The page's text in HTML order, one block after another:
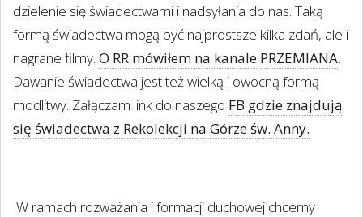
dzielenie się świadectwami i nadsyłania do nas. Taką
formą świadectwa mogą być najprostsze kilka zdań, ale i
nagrane filmy. O RR mówiłem na kanale PRZEMIANA.
Dawanie świadectwa jest też wielką i owocną formą
modlitwy. Załączam link do naszego FB gdzie znajdują
się świadectwa z Rekolekcji na Górze św. Anny.
W ramach rozważania i formacji duchowej chcemy